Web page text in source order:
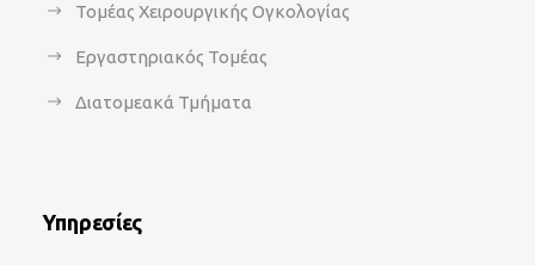
Τομέας Χειρουργικής Ογκολογίας
Εργαστηριακός Τομέας
Διατομεακά Τμήματα
Υπηρεσίες